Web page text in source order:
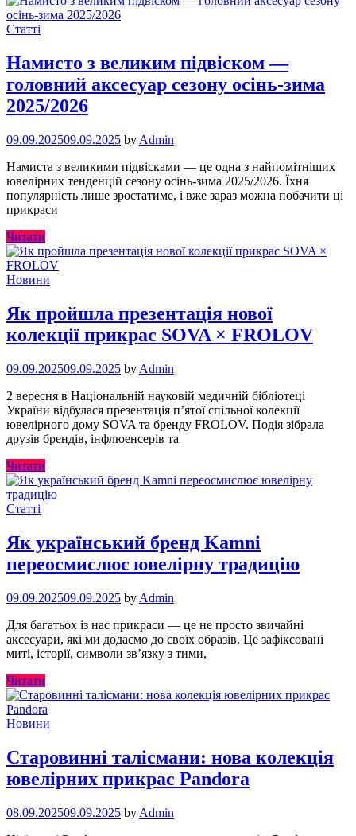
Статті
Намисто з великим підвіском —
головний аксесуар сезону осінь-зима
2025/2026
09.09.202509.09.2025 by Admin
Намиста з великими підвісками — це одна з найпомітніших
ювелірних тенденцій сезону осінь-зима 2025/2026. Їхня
популярність лише зростатиме, і вже зараз можна побачити ці
прикраси
Читати
Новини
Як пройшла презентація нової
колекції прикрас SOVA × FROLOV
09.09.202509.09.2025 by Admin
2 вересня в Національній науковій медичній бібліотеці
України відбулася презентація п’ятої спільної колекції
ювелірного дому SOVA та бренду FROLOV. Подія зібрала
друзів брендів, інфлюенсерів та
Читати
Статті
Як український бренд Kamni
переосмислює ювелірну традицію
09.09.202509.09.2025 by Admin
Для багатьох із нас прикраси — це не просто звичайні
аксесуари, які ми додаємо до своїх образів. Це зафіксовані
миті, історії, символи звʼязку з тими,
Читати
Новини
Старовинні талісмани: нова колекція
ювелірних прикрас Pandora
08.09.202509.09.2025 by Admin